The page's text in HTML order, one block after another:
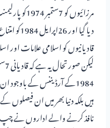
مرزائیوں کو
دیا گیا
قادیانیوں کو اسلامی علامات اور
1984کے آرڈیننس کے
ہیں بلکہ دنیا بھر میں ان
نافذ کرنے والے اداروں نے